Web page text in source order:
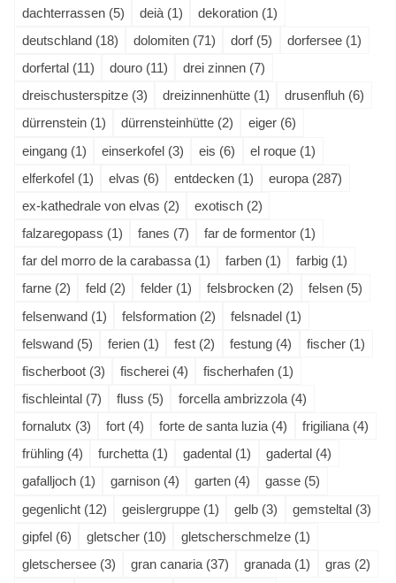
dachterrassen (5)
deià (1)
dekoration (1)
deutschland (18)
dolomiten (71) dorf (5)
dorfersee (1)
dorfertal (11)
douro (11)
drei zinnen (7)
dreischusterspitze (3)
dreizinnenhütte (1)
drusenfluh (6)
dürrenstein (1)
dürrensteinhütte (2)
eiger (6)
eingang (1)
einserkofel (3) eis (6)
el roque (1)
elferkofel (1)
elvas (6) entdecken (1)
europa (287)
ex-kathedrale von elvas (2)
exotisch (2)
falzaregopass (1)
fanes (7)
far de formentor (1)
far del morro de la carabassa (1)
farben (1)
farbig (1)
farne (2)
feld (2) felder (1) felsbrocken (2)
felsen (5)
felsenwand (1)
felsformation (2)
felsnadel (1)
felswand (5)
ferien (1) fest (2) festung (4)
fischer (1)
fischerboot (3)
fischerei (4)
fischerhafen (1)
fischleintal (7)
fluss (5)
forcella ambrizzola (4)
fornalutx (3)
fort (4) forte de santa luzia (4)
frigiliana (4)
frühling (4)
furchetta (1) gadental (1)
gadertal (4)
gafalljoch (1)
garnison (4) garten (4)
gasse (5)
gegenlicht (12)
geislergruppe (1) gelb (3)
gemsteltal (3)
gipfel (6)
gletscher (10)
gletscherschmelze (1)
gletschersee (3)
gran canaria (37) granada (1)
gras (2)